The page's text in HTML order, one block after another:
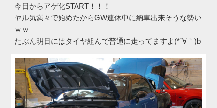
今日からアゲ化START！！！
ヤル気満々で始めたからGW連休中に納車出来そうな勢い
ｗｗ
たぶん明日にはタイヤ組んで普通に走ってますよ(*´∀｀)b